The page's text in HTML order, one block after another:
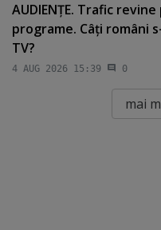
AUDIENŢE. Trafic
programe. Câţi români
TV?
4 AUG 2026 15:39 0
mai